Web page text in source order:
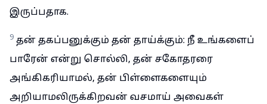
இருப்பதாக.
9 தன் தகப்பனுக்கும் தன் தாய்க்கும்: நீ உங்களைப்
பாரேன் என்று சொல்லி, தன் சகோதரரை
அங்கிகரியாமல், தன் பிள்ளைகளையும்
அறியாமலிருக்கிறவன் வசமாய் அவைகள்